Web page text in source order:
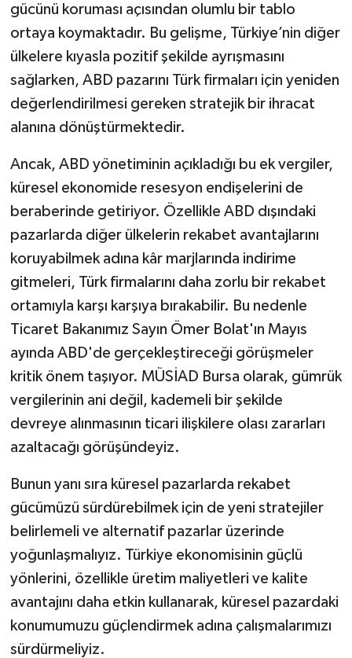
gücünü koruması açısından olumlu bir tablo
ortaya koymaktadır. Bu gelişme, Türkiye’nin diğer
ülkelere kıyasla pozitif şekilde ayrışmasını
sağlarken, ABD pazarını Türk firmaları için yeniden
değerlendirilmesi gereken stratejik bir ihracat
alanına dönüştürmektedir.
Ancak, ABD yönetiminin açıkladığı bu ek vergiler,
küresel ekonomide resesyon endişelerini de
beraberinde getiriyor. Özellikle ABD dışındaki
pazarlarda diğer ülkelerin rekabet avantajlarını
koruyabilmek adına kâr marjlarında indirime
gitmeleri, Türk firmalarını daha zorlu bir rekabet
ortamıyla karşı karşıya bırakabilir. Bu nedenle
Ticaret Bakanımız Sayın Ömer Bolat'ın Mayıs
ayında ABD'de gerçekleştireceği görüşmeler
kritik önem taşıyor. MÜSİAD Bursa olarak, gümrük
vergilerinin ani değil, kademeli bir şekilde
devreye alınmasının ticari ilişkilere olası zararları
azaltacağı görüşündeyiz.
Bunun yanı sıra küresel pazarlarda rekabet
gücümüzü sürdürebilmek için de yeni stratejiler
belirlemeli ve alternatif pazarlar üzerinde
yoğunlaşmalıyız. Türkiye ekonomisinin güçlü
yönlerini, özellikle üretim maliyetleri ve kalite
avantajını daha etkin kullanarak, küresel pazardaki
konumumuzu güçlendirmek adına çalışmalarımızı
sürdürmeliyiz.